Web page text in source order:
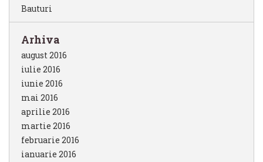
Bauturi
Arhiva
august 2016
iulie 2016
iunie 2016
mai 2016
aprilie 2016
martie 2016
februarie 2016
ianuarie 2016